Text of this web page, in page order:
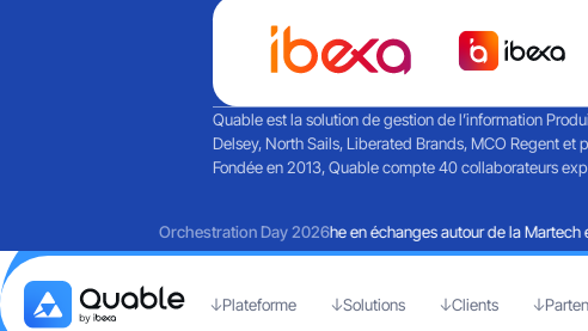
Quable est la solution de gestion de l’information
Delsey, North Sails, Liberated Brands, MCO Regent
Fondée en 2013, Quable compte 40 collaborateurs
Orchestration Day 2026
Retours sur une journée riche en échanges autour de la Martech et
Plateforme Solutions Clients